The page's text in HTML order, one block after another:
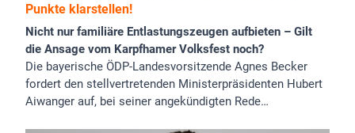
Punkte klarstellen!
Nicht nur familiäre Entlastungszeugen aufbieten – Gilt
die Ansage vom Karpfhamer Volksfest noch?
Die bayerische ÖDP-Landesvorsitzende Agnes Becker
fordert den stellvertretenden Ministerpräsidenten Hubert
Aiwanger auf, bei seiner angekündigten Rede…